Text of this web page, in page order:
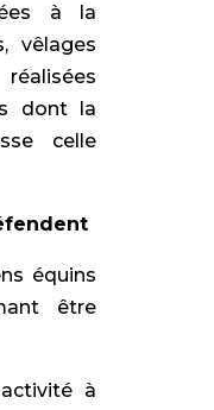
à la
vêlages
dont la
celle
équins
être
à